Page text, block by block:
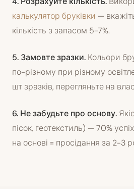
калькулятор бруківки —
кількість з запасом 5-7%.
5. Замовте зразки. Кольори
по-різному при різному
шт зразків, перегляньте на
6. Не забудьте про основу.
пісок, геотекстиль) — 70%
на основі = просідання за 2-3